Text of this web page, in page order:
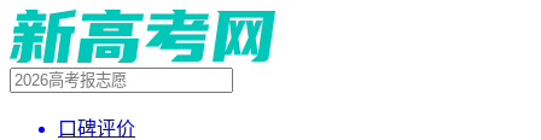
口碑评价